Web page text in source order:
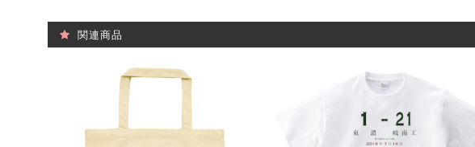
関連商品